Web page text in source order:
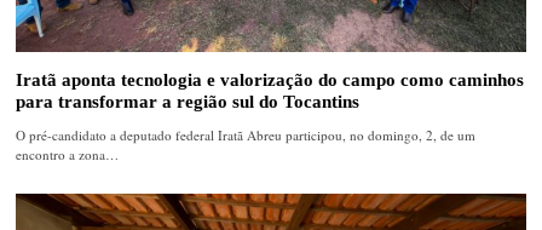
Iratã aponta tecnologia e valorização do campo como caminhos
para transformar a região sul do Tocantins
O pré-candidato a deputado federal Iratã Abreu participou, no domingo, 2, de um
encontro a zona…